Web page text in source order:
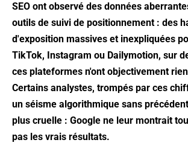
SEO ont observé des données
outils de suivi de positionnement : des
d'exposition massives et inexpliquées
TikTok, Instagram ou Dailymotion, sur
ces plateformes n'ont objectivement
Certains analystes, trompés par ces
un séisme algorithmique sans
plus cruelle : Google ne leur montrait
pas les vrais résultats.